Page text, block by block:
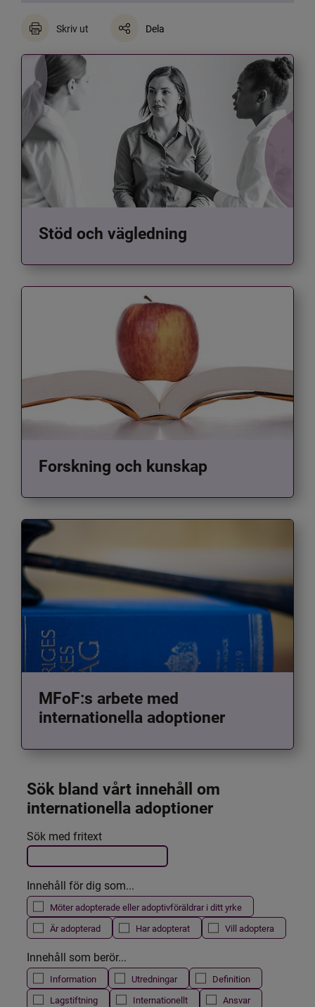
Skriv ut Dela
Stöd och vägledning
Forskning och kunskap
MFoF:s arbete med
internationella adoptioner
Sök bland vårt innehåll om
internationella adoptioner
Filtrera resultatet
Det här formuläret postas automatiskt
Sök med fritext
Innehåll för dig som...
Möter adopterade eller adoptivföräldrar i ditt yrke
Är adopterad
Har adopterat Vill adoptera
Innehåll som berör...
Information Utredningar
Definition
Lagstiftning
Internationellt
Ansvar